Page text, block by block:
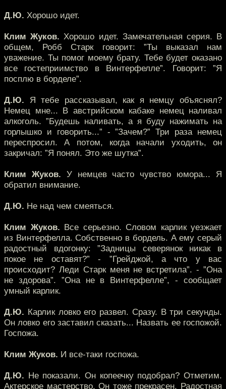
Д.Ю. Хорошо идет.
Клим Жуков. Хорошо идет. Замечательная серия. В
общем, Робб Старк говорит: ”Ты выказал нам
уважение. Ты помог моему брату. Тебе будет оказано
все гостеприимство в Винтерфелле”. Говорит: ”Я
посплю в борделе”.
Д.Ю. Я тебе рассказывал, как я немцу объяснял?
Немец мне... В австрийском кабаке немец наливал
алкоголь. ”Будешь наливать, а я буду нажимать на
горлышко и говорить...” - ”Зачем?” Три раза немец
переспросил. А потом, когда начали уходить, он
закричал: ”Я понял. Это же шутка”.
Клим Жуков. У немцев часто чувство юмора... Я
обратил внимание.
Д.Ю. Не над чем смеяться.
Клим Жуков. Все серьезно. Словом карлик уезжает
из Винтерфелла. Собственно в бордель. А ему серый
радостный вдогонку: ”Задницы северянок никак в
покое не оставят?” - ”Грейджой, а что у вас
происходит? Леди Старк меня не встретила”. - ”Она
не здорова”. ”Она не в Винтерфелле”, - сообщает
умный карлик.
Д.Ю. Карлик ловко его развел. Сразу. В три секунды.
Он ловко его заставил сказать... Назвать ее госпожой.
Госпожа.
Клим Жуков. И все-таки госпожа.
Д.Ю. Не показали. Он копеечку подобрал? Отметим.
Актерское мастерство. Он тоже прекрасен. Радостная